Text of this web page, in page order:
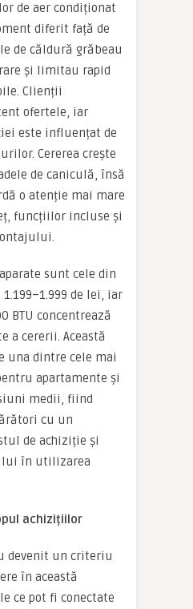
de aer condiționat
diferit față de
de căldură grăbeau
și limitau rapid
Clienții
ofertele, iar
este influențat de
Cererea crește
de caniculă, însă
o atenție mai mare
funcțiilor incluse și
sunt cele din
de lei, iar
BTU concentrează
a cererii. Această
una dintre cele mai
apartamente și
medii, fiind
cu un
de achiziție și
în utilizarea
achizițiilor
devenit un criteriu
în această
ce pot fi conectate